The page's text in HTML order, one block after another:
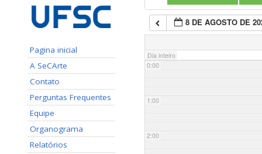
Pagina inicial
A SeCArte
Contato
Perguntas Frequentes
Equipe
Organograma
Relatórios
8 DE AGOSTO DE
Dia inteiro
0:00
1:00
2:00